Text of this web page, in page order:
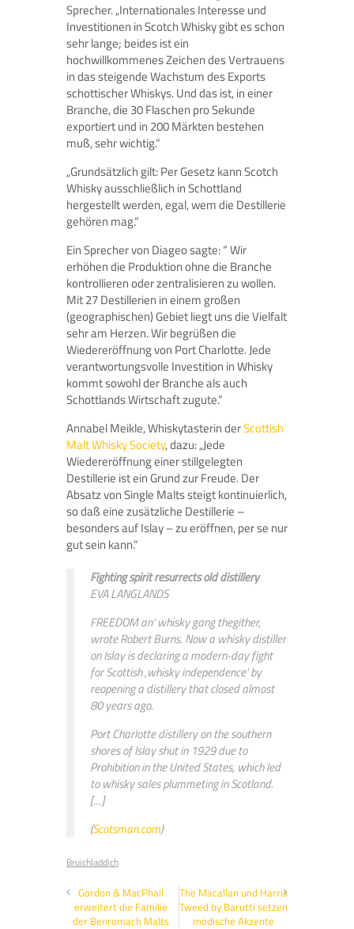
Sprecher. „Internationales Interesse und
Investitionen in Scotch Whisky gibt es schon
sehr lange; beides ist ein
hochwillkommenes Zeichen des Vertrauens
in das steigende Wachstum des Exports
schottischer Whiskys. Und das ist, in einer
Branche, die 30 Flaschen pro Sekunde
exportiert und in 200 Märkten bestehen
muß, sehr wichtig.“
„Grundsätzlich gilt: Per Gesetz kann Scotch
Whisky ausschließlich in Schottland
hergestellt werden, egal, wem die Destillerie
gehören mag.“
Ein Sprecher von Diageo sagte: “ Wir
erhöhen die Produktion ohne die Branche
kontrollieren oder zentralisieren zu wollen.
Mit 27 Destillerien in einem großen
(geographischen) Gebiet liegt uns die Vielfalt
sehr am Herzen. Wir begrüßen die
Wiedereröffnung von Port Charlotte. Jede
verantwortungsvolle Investition in Whisky
kommt sowohl der Branche als auch
Schottlands Wirtschaft zugute.“
Annabel Meikle, Whiskytasterin derScottish
Malt Whisky Society, dazu: „Jede
Wiedereröffnung einer stillgelegten
Destillerie ist ein Grund zur Freude. Der
Absatz von Single Malts steigt kontinuierlich,
so daß eine zusätzliche Destillerie –
besonders auf Islay – zu eröffnen, per se nur
gut sein kann.“
Fighting spirit resurrects old distillery
EVA LANGLANDS
FREEDOM an‘ whisky gang thegither,
wrote Robert Burns. Now a whisky distiller
on Islay is declaring a modern-day fight
for Scottish ‚whisky independence‘ by
reopening a distillery that closed almost
80 years ago.
Port Charlotte distillery on the southern
shores of Islay shut in 1929 due to
Prohibition in the United States, which led
to whisky sales plummeting in Scotland.
[…]
(Scotsman.com)
Bruichladdich
Gordon & MacPhail
erweitert die Familie
der Benromach Malts
The Macallan und Harris
Tweed by Barutti setzen
modische Akzente